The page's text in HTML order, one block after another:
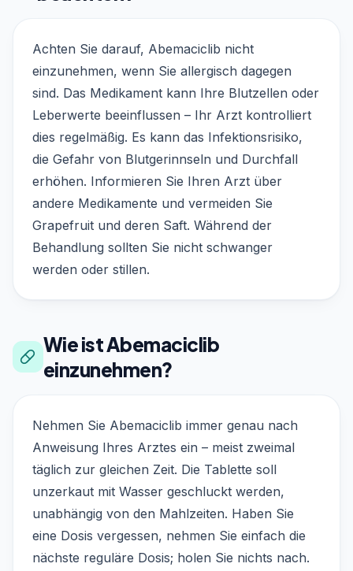
Achten Sie darauf, Abemaciclib nicht
einzunehmen, wenn Sie allergisch dagegen
sind. Das Medikament kann Ihre Blutzellen oder
Leberwerte beeinflussen – Ihr Arzt kontrolliert
dies regelmäßig. Es kann das Infektionsrisiko,
die Gefahr von Blutgerinnseln und Durchfall
erhöhen. Informieren Sie Ihren Arzt über
andere Medikamente und vermeiden Sie
Grapefruit und deren Saft. Während der
Behandlung sollten Sie nicht schwanger
werden oder stillen.
Wie ist Abemaciclib
einzunehmen?
Nehmen Sie Abemaciclib immer genau nach
Anweisung Ihres Arztes ein – meist zweimal
täglich zur gleichen Zeit. Die Tablette soll
unzerkaut mit Wasser geschluckt werden,
unabhängig von den Mahlzeiten. Haben Sie
eine Dosis vergessen, nehmen Sie einfach die
nächste reguläre Dosis; holen Sie nichts nach.